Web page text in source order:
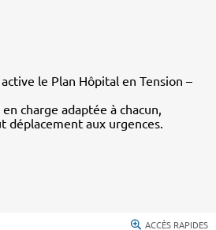
le Plan Hôpital en Tension –
charge adaptée à chacun,
déplacement aux urgences.
ACCÈS RAPIDES